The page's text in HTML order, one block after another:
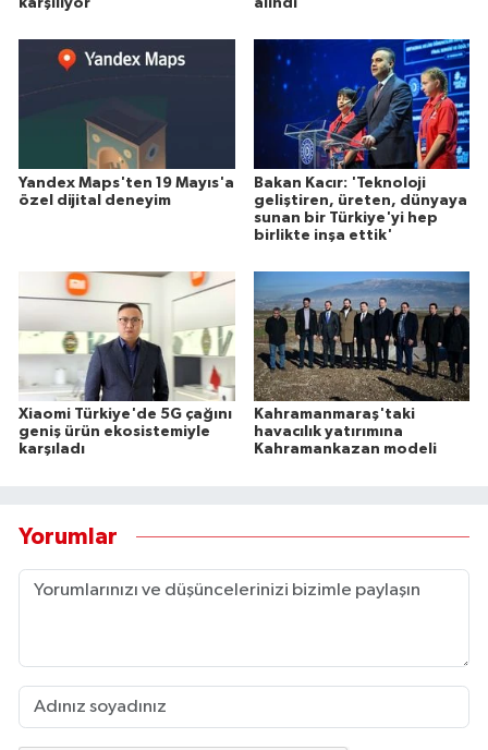
Yandex Maps'ten 19 Mayıs'a
özel dijital deneyim
Bakan Kacır: 'Teknoloji
geliştiren, üreten, dünyaya
sunan bir Türkiye'yi hep
birlikte inşa ettik'
Xiaomi Türkiye'de 5G çağını
geniş ürün ekosistemiyle
karşıladı
Kahramanmaraş'taki
havacılık yatırımına
Kahramankazan modeli
Yorumlar